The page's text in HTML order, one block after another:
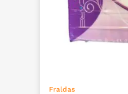
Fraldas